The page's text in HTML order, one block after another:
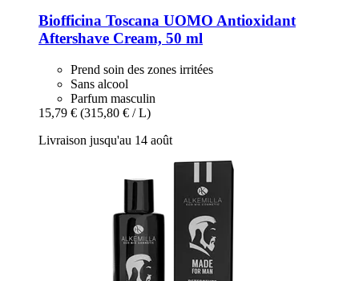
Biofficina Toscana UOMO Antioxidant
Aftershave Cream, 50 ml
Prend soin des zones irritées
Sans alcool
Parfum masculin
15,79 € (315,80 € / L)
Livraison jusqu'au 14 août